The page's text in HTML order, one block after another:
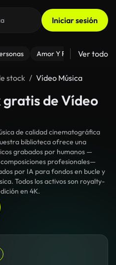
Iniciar sesión
Amor Y Relaciones
Ver todo
stock Vídeo Música
de Vídeo
de calidad cinematográfica
biblioteca ofrece una
grabados por humanos —
profesionales—
por IA para fondos en bucle y
Todos los activos son royalty-
en 4K.